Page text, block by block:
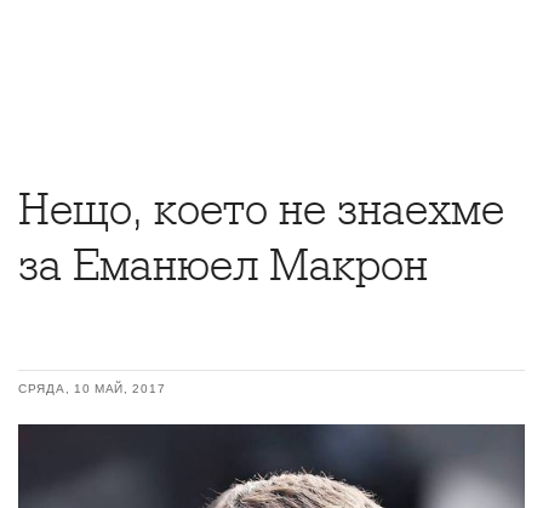
Нещо, което не знаехме
за Еманюел Макрон
СРЯДА, 10 МАЙ, 2017